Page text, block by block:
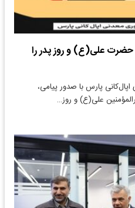
حضرت علی(ع) و روز پدر را
پارس با صدور پیامی،
علی(ع) و روز…